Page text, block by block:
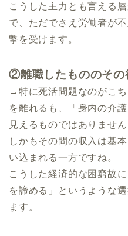
こうした主力とも言える
で、ただでさえ労働者が
撃を受けます。
②離職したもののその
→特に死活問題なのがこ
を離れるも、「身内の介護
見えるものではありません
しかもその間の収入は基
い込まれる一方ですね。
こうした経済的な困窮故
を諦める」
というような
ます。